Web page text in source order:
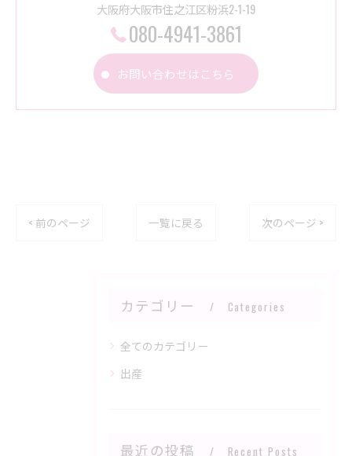
大阪府大阪市住之江区粉浜2-1-19
080-4941-3861
お問い合わせはこちら
< 前のページ 一覧に戻る 次のページ >
カテゴリー Categories
全てのカテゴリー
出産
最近の投稿 Recent Posts